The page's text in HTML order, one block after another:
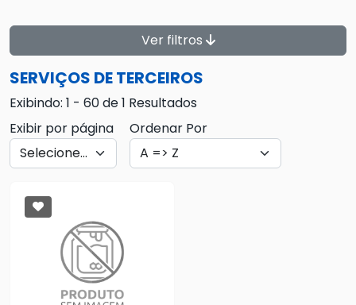
Ver filtros
SERVIÇOS DE TERCEIROS
Exibindo: 1 - 60 de 1 Resultados
Exibir por página
Ordenar Por